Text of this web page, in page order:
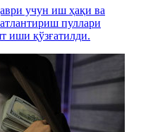
учун иш ҳақи ва
пуллари
иши қўзғатилди.